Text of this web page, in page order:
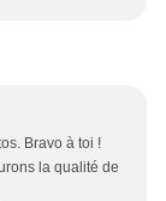
Bravo à toi !
la qualité de